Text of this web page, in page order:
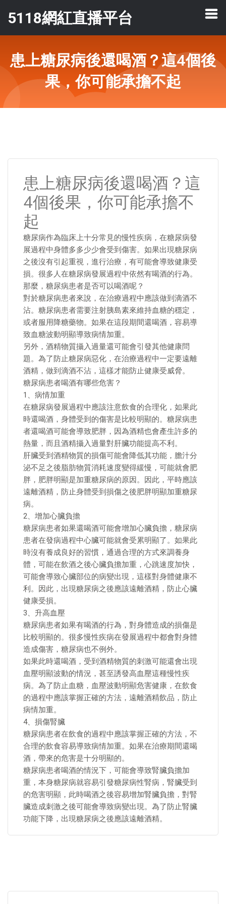
5118網紅直播平台
患上糖尿病後還喝酒？這4個後
果，你可能承擔不起
患上糖尿病後還喝酒？這
4個後果，你可能承擔不
起
糖尿病作為臨床上十分常見的慢性疾病，在糖尿病發
展過程中身體多多少少會受到傷害。如果出現糖尿病
之後沒有引起重視，進行治療，有可能會導致健康受
損。很多人在糖尿病發展過程中依然有喝酒的行為。
那麼，糖尿病患者是否可以喝酒呢？
對於糖尿病患者來說，在治療過程中應該做到滴酒不
沾。糖尿病患者需要注射胰島素來維持血糖的穩定，
或者服用降糖藥物。如果在這段期間還喝酒，容易導
致血糖波動明顯導致病情加重。
另外，酒精物質攝入過量還可能會引發其他健康問
題。為了防止糖尿病惡化，在治療過程中一定要遠離
酒精，做到滴酒不沾，這樣才能防止健康受威脅。
糖尿病患者喝酒有哪些危害？
1、病情加重
在糖尿病發展過程中應該注意飲食的合理化，如果此
時還喝酒，身體受到的傷害是比較明顯的。糖尿病患
者還喝酒可能會導致肥胖，因為酒精也會產生許多的
熱量，而且酒精攝入過量對肝臟功能提高不利。
肝臟受到酒精物質的損傷可能會降低其功能，膽汁分
泌不足之後脂肪物質消耗速度變得緩慢，可能就會肥
胖，肥胖明顯是加重糖尿病的原因。因此，平時應該
遠離酒精，防止身體受到損傷之後肥胖明顯加重糖尿
病。
2、增加心臟負擔
糖尿病患者如果還喝酒可能會增加心臟負擔，糖尿病
患者在發病過程中心臟可能就會受累明顯了。如果此
時沒有養成良好的習慣，通過合理的方式來調養身
體，可能在飲酒之後心臟負擔加重，心跳速度加快，
可能會導致心臟部位的病變出現，這樣對身體健康不
利。因此，出現糖尿病之後應該遠離酒精，防止心臟
健康受損。
3、升高血壓
糖尿病患者如果有喝酒的行為，對身體造成的損傷是
比較明顯的。很多慢性疾病在發展過程中都會對身體
造成傷害，糖尿病也不例外。
如果此時還喝酒，受到酒精物質的刺激可能還會出現
血壓明顯波動的情況，甚至誘發高血壓這種慢性疾
病。為了防止血糖，血壓波動明顯危害健康，在飲食
的過程中應該掌握正確的方法，遠離酒精飲品，防止
病情加重。
4、損傷腎臟
糖尿病患者在飲食的過程中應該掌握正確的方法，不
合理的飲食容易導致病情加重。如果在治療期間還喝
酒，帶來的危害是十分明顯的。
糖尿病患者喝酒的情況下，可能會導致腎臟負擔加
重，本身糖尿病就容易引發糖尿病性腎病，腎臟受到
的危害明顯，此時喝酒之後容易增加腎臟負擔，對腎
臟造成刺激之後可能會導致病變出現。為了防止腎臟
功能下降，出現糖尿病之後應該遠離酒精。